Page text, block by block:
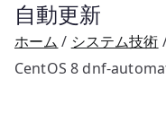
自動更新
ホーム システム技術
CentOS 8 dnf-